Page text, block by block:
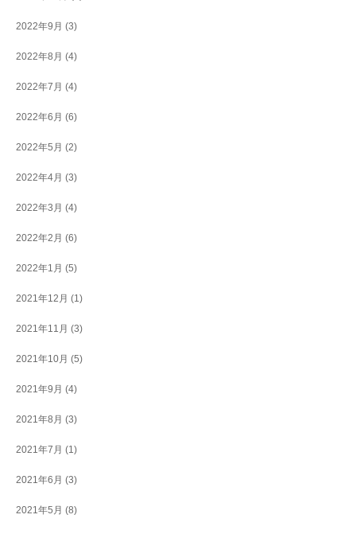
2022年9月 (3)
2022年8月 (4)
2022年7月 (4)
2022年6月 (6)
2022年5月 (2)
2022年4月 (3)
2022年3月 (4)
2022年2月 (6)
2022年1月 (5)
2021年12月 (1)
2021年11月 (3)
2021年10月 (5)
2021年9月 (4)
2021年8月 (3)
2021年7月 (1)
2021年6月 (3)
2021年5月 (8)